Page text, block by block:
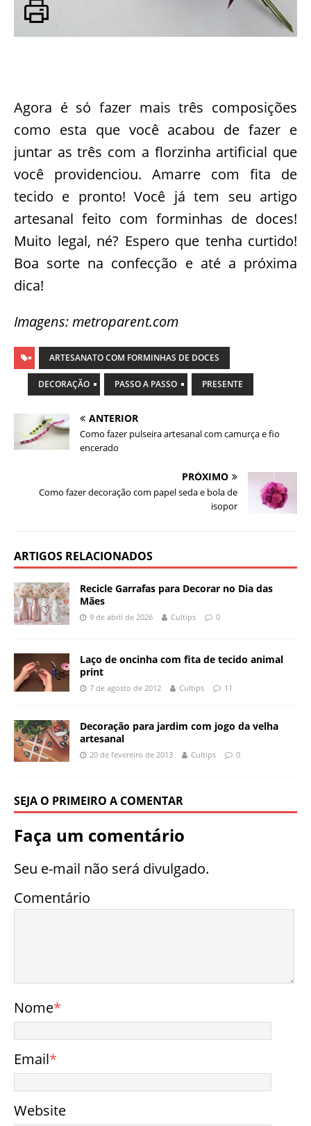
Agora é só fazer mais três composições
como esta que você acabou de fazer e
juntar as três com a florzinha artificial que
você providenciou. Amarre com fita de
tecido e pronto! Você já tem seu artigo
artesanal feito com forminhas de doces!
Muito legal, né? Espero que tenha curtido!
Boa sorte na confecção e até a próxima
dica!
Imagens: metroparent.com
ARTESANATO COM FORMINHAS DE DOCES
DECORAÇÃO PASSO A PASSO PRESENTE
ANTERIOR
Como fazer pulseira artesanal com camurça e fio
encerado
PRÓXIMO
Como fazer decoração com papel seda e bola de
isopor
ARTIGOS RELACIONADOS
Recicle Garrafas para Decorar no Dia das
Mães
9 de abril de 2026 Cultips 0
Laço de oncinha com fita de tecido animal
print
7 de agosto de 2012 Cultips 11
Decoração para jardim com jogo da velha
artesanal
20 de fevereiro de 2013 Cultips 0
SEJA O PRIMEIRO A COMENTAR
Faça um comentário
Seu e-mail não será divulgado.
Comentário
Nome*
Email*
Website